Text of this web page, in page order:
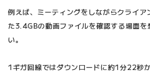
例えば、ミーティングをしながらクライア
た3.4GBの動画ファイルを確認する場面を
い。
1ギガ回線ではダウンロードに約1分22秒